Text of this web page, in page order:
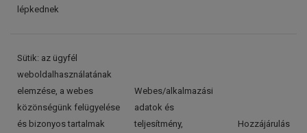
lépkednek
Sütik: az ügyfél
weboldalhasználatának
elemzése, a webes
közönségünk felügyelése
és bizonyos tartalmak
Webes/alkalmazási
adatok és
teljesítmény,
Hozzájárulás